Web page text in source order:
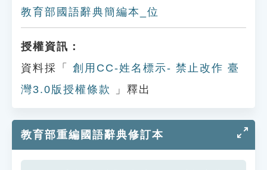
教育部國語辭典簡編本_位
授權資訊：
資料採「
創用CC-姓名標示- 禁止改作 臺
灣3.0版授權條款
」釋出
教育部重編國語辭典修訂本